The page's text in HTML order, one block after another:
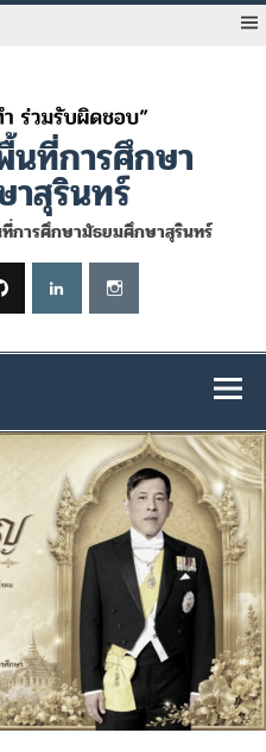
นที่การศึกษา
สุรินทร์
การศึกษามัธยมศึกษาสุรินทร์